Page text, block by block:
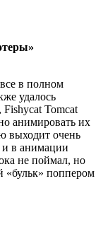
в полном
удалось
Tomcat
анимировать их
выходит очень
и в анимации
не поймал, но
«бульк» поппером